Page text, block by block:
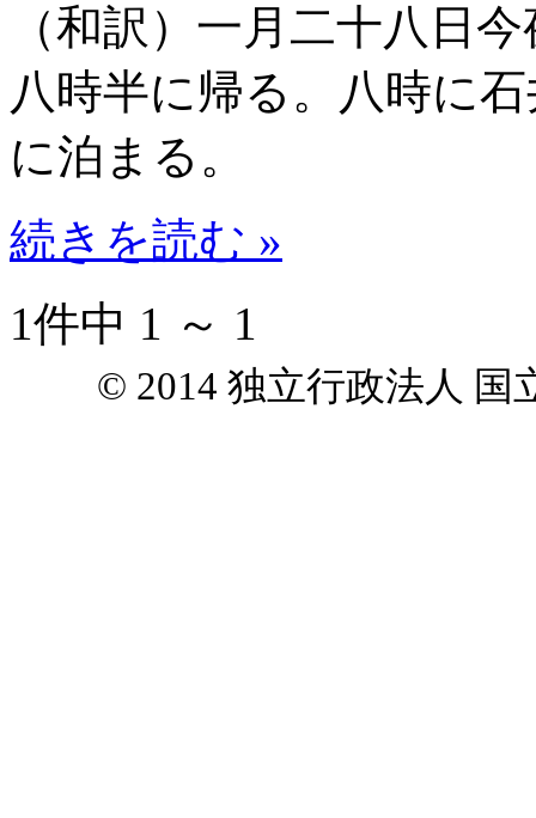
（和訳）一月二十八日
八時半に帰る。八時に
に泊まる。
続きを読む »
1件中 1 ～ 1
© 2014 独立行政法人 国